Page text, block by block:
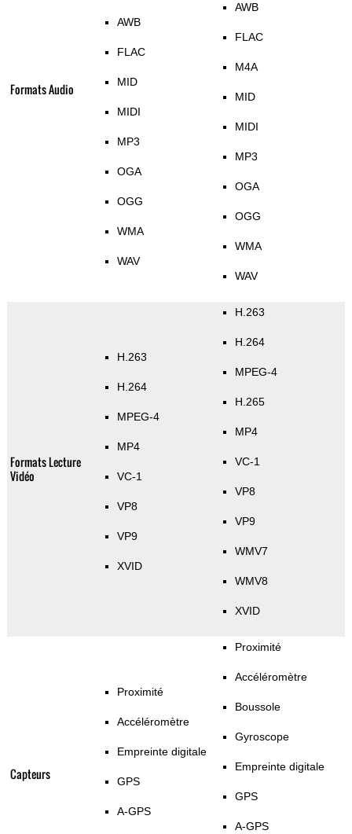
Formats Audio
AWB
FLAC
MID
MIDI
MP3
OGA
OGG
WMA
WAV
AWB
FLAC
M4A
MID
MIDI
MP3
OGA
OGG
WMA
WAV
Formats Lecture
Vidéo
H.263
H.264
MPEG-4
MP4
VC-1
VP8
VP9
XVID
H.263
H.264
MPEG-4
H.265
MP4
VC-1
VP8
VP9
WMV7
WMV8
XVID
Capteurs
Proximité
Accéléromètre
Empreinte digitale
GPS
A-GPS
Proximité
Accéléromètre
Boussole
Gyroscope
Empreinte digitale
GPS
A-GPS